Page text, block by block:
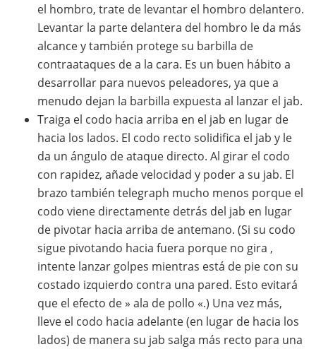
el hombro, trate de levantar el hombro delantero.
Levantar la parte delantera del hombro le da más
alcance y también protege su barbilla de
contraataques de a la cara. Es un buen hábito a
desarrollar para nuevos peleadores, ya que a
menudo dejan la barbilla expuesta al lanzar el jab.
Traiga el codo hacia arriba en el jab en lugar de
hacia los lados. El codo recto solidifica el jab y le
da un ángulo de ataque directo. Al girar el codo
con rapidez, añade velocidad y poder a su jab. El
brazo también telegraph mucho menos porque el
codo viene directamente detrás del jab en lugar
de pivotar hacia arriba de antemano. (Si su codo
sigue pivotando hacia fuera porque no gira ,
intente lanzar golpes mientras está de pie con su
costado izquierdo contra una pared. Esto evitará
que el efecto de » ala de pollo «.) Una vez más,
lleve el codo hacia adelante (en lugar de hacia los
lados) de manera su jab salga más recto para una